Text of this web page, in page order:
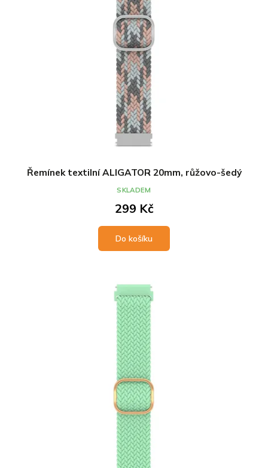
Řemínek textilní ALIGATOR 20mm, růžovo-šedý
299 Kč
Do košíku
SKLADEM